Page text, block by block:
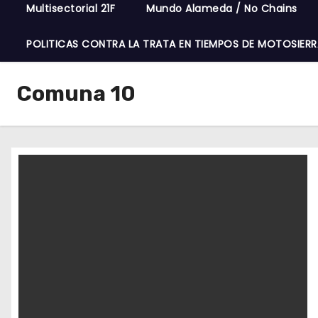
Multisectorial 21F Mundo Alameda / No Chains
POLITICAS CONTRA LA TRATA EN TIEMPOS DE
Comuna 10